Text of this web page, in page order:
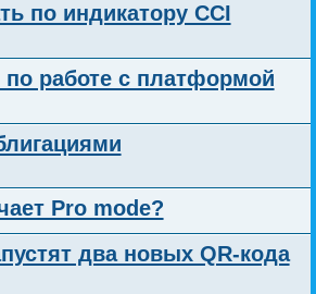
по индикатору CCI
по работе с платформой
Pro mode?
два новых QR-кода